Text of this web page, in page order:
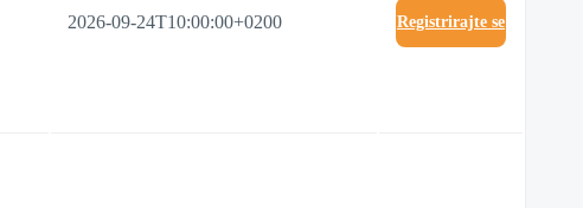
2026-09-24T10:00:00+0200 Registrirajte se